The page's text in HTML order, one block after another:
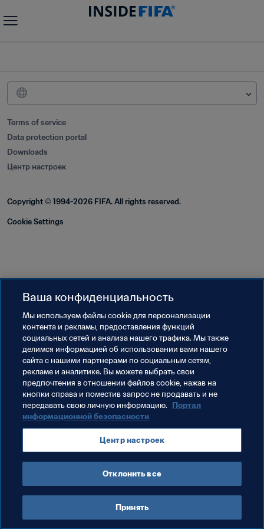
Terms of service
Data protection portal
Downloads
Центр настроек
Copyright © 1994-2026 FIFA. All rights reserved.
Cookie Settings
Ваша конфиденциальность
Мы используем файлы сookie для персонализации
контента и рекламы, предоставления функций
социальных сетей и анализа нашего трафика. Мы также
делимся информацией об использовании вами нашего
сайта с нашими партнерами по социальным сетям,
рекламе и аналитике. Вы можете выбрать свои
предпочтения в отношении файлов cookie, нажав на
кнопки справа и поместив запрос не продавать и не
передавать свою личную информацию. Портал
информационной безопасности
Центр настроек
Отклонить все
Принять